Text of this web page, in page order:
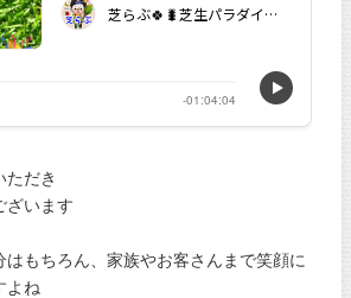
ただき
ざいます
はもちろん、家族やお客さんまで笑顔に
よね